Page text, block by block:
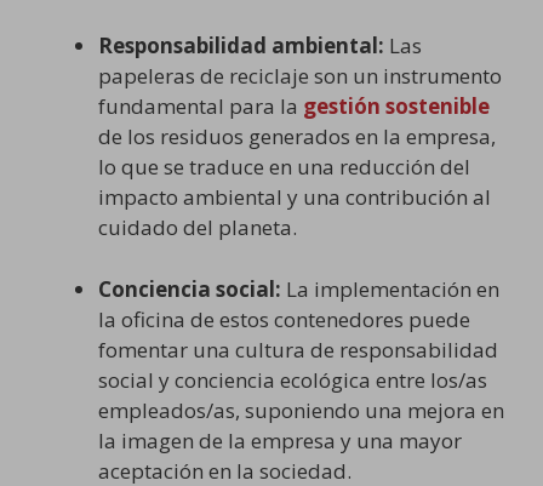
Responsabilidad ambiental: Las
papeleras de reciclaje son un instrumento
fundamental para la gestión sostenible
de los residuos generados en la empresa,
lo que se traduce en una reducción del
impacto ambiental y una contribución al
cuidado del planeta.
Conciencia social: La implementación en
la oficina de estos contenedores puede
fomentar una cultura de responsabilidad
social y conciencia ecológica entre los/as
empleados/as, suponiendo una mejora en
la imagen de la empresa y una mayor
aceptación en la sociedad.